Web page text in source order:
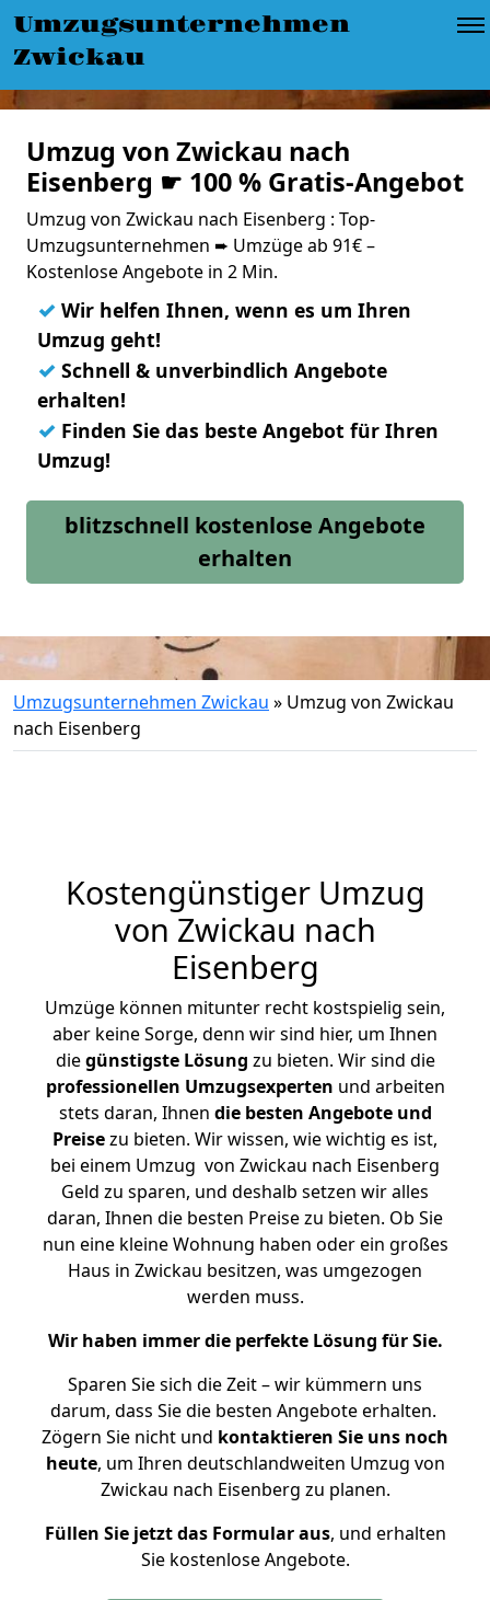
Umzugsunternehmen
Zwickau
Umzug von Zwickau nach
Eisenberg ☛ 100 % Gratis-Angebot
Umzug von Zwickau nach Eisenberg : Top-
Umzugsunternehmen ➨ Umzüge ab 91€ –
Kostenlose Angebote in 2 Min.
✓ Wir helfen Ihnen, wenn es um Ihren
Umzug geht!
✓ Schnell & unverbindlich Angebote
erhalten!
✓ Finden Sie das beste Angebot für Ihren
Umzug!
blitzschnell kostenlose Angebote
erhalten
Umzugsunternehmen Zwickau » Umzug von Zwickau
nach Eisenberg
Kostengünstiger Umzug
von Zwickau nach
Eisenberg
Umzüge können mitunter recht kostspielig sein,
aber keine Sorge, denn wir sind hier, um Ihnen
diegünstigste Lösung zu bieten. Wir sind die
professionellen Umzugsexperten und arbeiten
stets daran, Ihnen die besten Angebote und
Preisezu bieten. Wir wissen, wie wichtig es ist,
bei einem Umzug von Zwickau nach Eisenberg
Geld zu sparen, und deshalb setzen wir alles
daran, Ihnen die besten Preise zu bieten. Ob Sie
nun eine kleine Wohnung haben oder ein großes
Haus in Zwickau besitzen, was umgezogen
werden muss.
Wir haben immer die perfekte Lösung für Sie.
Sparen Sie sich die Zeit – wir kümmern uns
darum, dass Sie die besten Angebote erhalten.
Zögern Sie nicht und kontaktieren Sie uns noch
heute, um Ihren deutschlandweiten Umzug von
Zwickau nach Eisenberg zu planen.
Füllen Sie jetzt das Formular aus, und erhalten
Sie kostenlose Angebote.